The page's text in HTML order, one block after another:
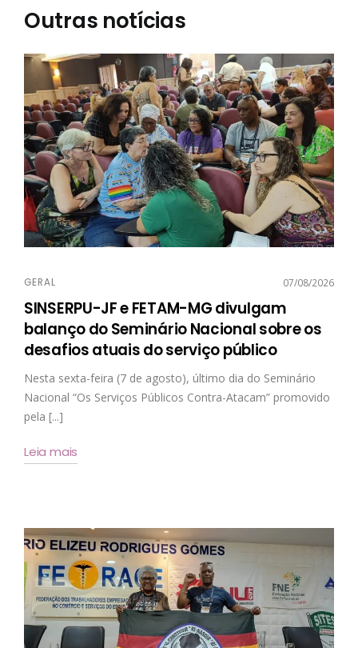
Outras notícias
GERAL 07/08/2026
SINSERPU-JF e FETAM-MG divulgam
balanço do Seminário Nacional sobre os
desafios atuais do serviço público
Nesta sexta-feira (7 de agosto), último dia do Seminário
Nacional “Os Serviços Públicos Contra-Atacam” promovido
pela [...]
Leia mais